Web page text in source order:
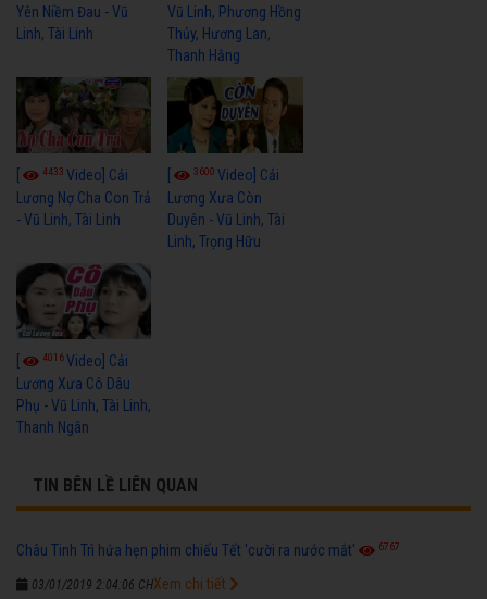
Yên Niềm Đau - Vũ
Linh, Tài Linh
Vũ Linh, Phương Hồng
Thủy, Hương Lan,
Thanh Hằng
4433 Video] Cải
Lương Nợ Cha Con Trả
- Vũ Linh, Tài Linh
3600Video] Cải
Lương Xưa Còn
Duyên - Vũ Linh, Tài
Linh, Trọng Hữu
[ 4016Video] Cải
Lương Xưa Cô Dâu
Phụ - Vũ Linh, Tài Linh,
Thanh Ngân
TIN BÊN LỀ LIÊN QUAN
Châu Tinh Trì hứa hẹn phim chiếu Tết 'cười ra nước mắt' 6767
03/01/2019 2:04:06 CHXem chi tiết